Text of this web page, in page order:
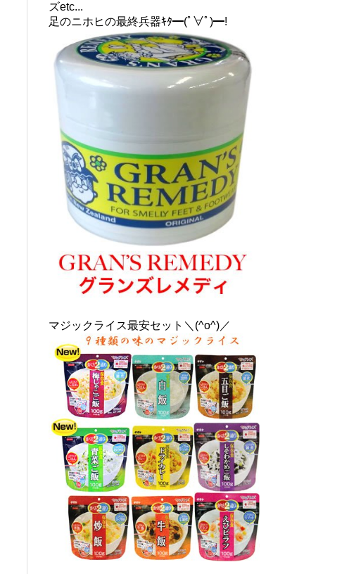
ズetc...
足のニホヒの最終兵器ｷﾀ━(ﾟ∀ﾟ)━!
マジックライス最安セット＼(^o^)／